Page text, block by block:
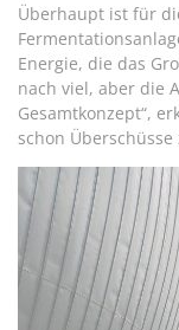
Überhaupt ist für
Energie, die das
nach viel, aber die
Gesamtkonzept“,
schon